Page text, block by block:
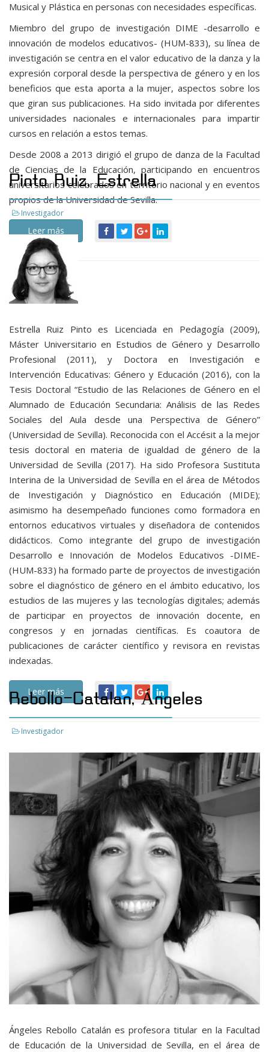
Musical y Plástica en personas con necesidades específicas.
Miembro del grupo de investigación DIME -desarrollo e
innovación de modelos educativos- (HUM-833), su línea de
investigación se centra en el valor educativo de la danza y la
expresión corporal desde la perspectiva de género y en los
beneficios que esta aporta a la mujer, aspectos sobre los
que giran sus publicaciones. Ha sido invitada por diferentes
universidades nacionales e internacionales para impartir
cursos en relación a estos temas.
Desde 2008 a 2013 dirigió el grupo de danza de la Facultad
de Ciencias de la Educación, participando en encuentros
universitarios celebrados en territorio nacional y en eventos
propios de la Universidad de Sevilla.
Leer más
Pinto Ruiz, Estrella
Investigador
Estrella Ruiz Pinto es Licenciada en Pedagogía (2009),
Máster Universitario en Estudios de Género y Desarrollo
Profesional (2011), y Doctora en Investigación e
Intervención Educativas: Género y Educación (2016), con la
Tesis Doctoral “Estudio de las Relaciones de Género en el
Alumnado de Educación Secundaria: Análisis de las Redes
Sociales del Aula desde una Perspectiva de Género”
(Universidad de Sevilla). Reconocida con el Accésit a la mejor
tesis doctoral en materia de igualdad de género de la
Universidad de Sevilla (2017). Ha sido Profesora Sustituta
Interina de la Universidad de Sevilla en el área de Métodos
de Investigación y Diagnóstico en Educación (MIDE);
asimismo ha desempeñado funciones como formadora en
entornos educativos virtuales y diseñadora de contenidos
didácticos. Como integrante del grupo de investigación
Desarrollo e Innovación de Modelos Educativos -DIME-
(HUM-833) ha formado parte de proyectos de investigación
sobre el diagnóstico de género en el ámbito educativo, los
estudios de las mujeres y las tecnologías digitales; además
de participar en proyectos de innovación docente, en
congresos y en jornadas científicas. Es coautora de
publicaciones de carácter científico y revisora en revistas
indexadas.
Leer más
Rebollo-Catalan, Ángeles
Investigador
Ángeles Rebollo Catalán es profesora titular en la Facultad
de Educación de la Universidad de Sevilla, en el área de